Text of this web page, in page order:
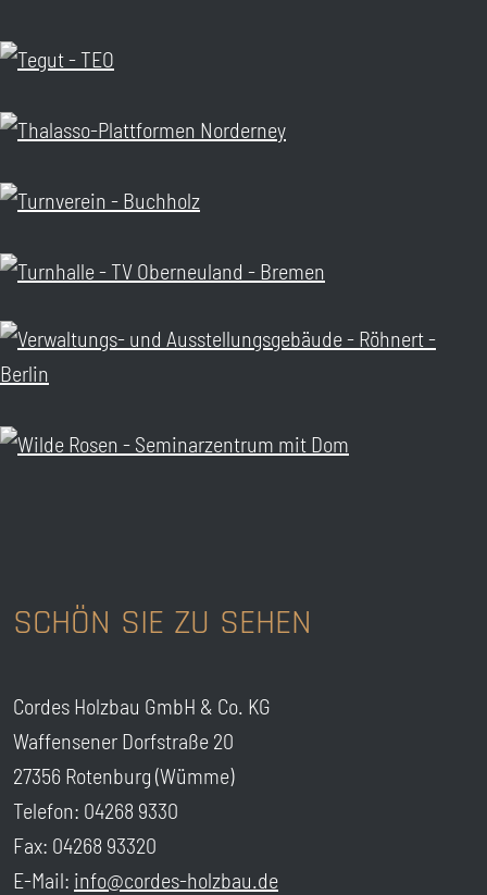
SCHÖN SIE ZU SEHEN
Cordes Holzbau GmbH & Co. KG
Waffensener Dorfstraße 20
27356 Rotenburg (Wümme)
Telefon: 04268 9330
Fax: 04268 93320
E-Mail: info@cordes-holzbau.de